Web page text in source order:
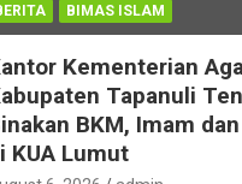
BIMAS ISLAM
Kementerian
Tapanuli
BKM, Imam
KUA Lumut